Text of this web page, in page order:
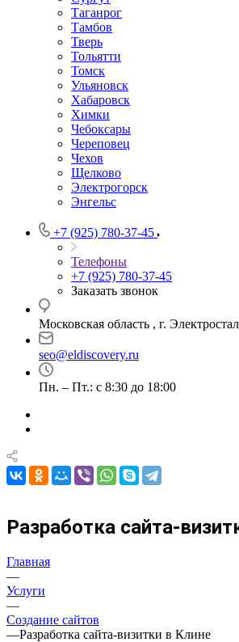
Таганрог
Тамбов
Тверь
Тольятти
Томск
Ульяновск
Хабаровск
Химки
Чебоксары
Череповец
Чехов
Щелково
Электрогорск
Энгельс
+7 (925) 780-37-45
Телефоны
+7 (925) 780-37-45
Заказать звонок
Московская область , г.
seo@eldiscovery.ru
Пн. – Пт.: с 8:30 до 18:00
Разработка сайта-
Главная
—
Услуги
—
Создание сайтов
—Разработка сайта-визитки в Клине